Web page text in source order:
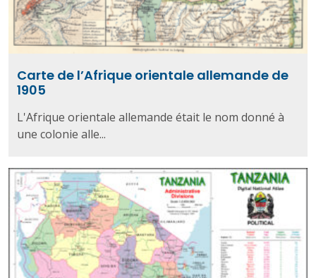
Carte de l’Afrique orientale allemande de
1905
L'Afrique orientale allemande était le nom donné à
une colonie alle...